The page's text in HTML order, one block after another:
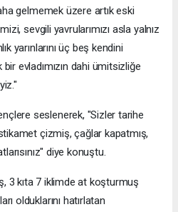
gelmemek üzere artık eski
sevgili yavrularımızı asla yalnız
yarınlarını üç beş kendini
evladımızın dahi ümitsizliğe
seslenerek, "Sizler tarihe
çizmiş, çağlar kapatmış,
diye konuştu.
3 kıta 7 iklimde at koşturmuş
olduklarını hatırlatan